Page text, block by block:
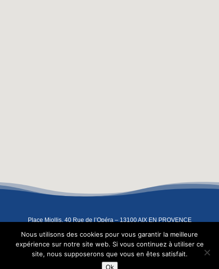
Place Miollis, 40 Rue de l’Opéra – 13100 AIX EN PROVENCE
Copyright 2022 – L’Atelier Indigo –Mentions légales
EN -
Nous utilisons des cookies pour vous garantir la meilleure
expérience sur notre site web. Si vous continuez à utiliser ce
site, nous supposerons que vous en êtes satisfait.
Ok